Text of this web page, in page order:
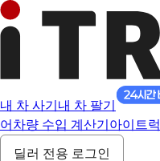
내 차 사기 내 차 팔기
어 차량 수입 계산기 아이트럭
딜러 전용 로그인